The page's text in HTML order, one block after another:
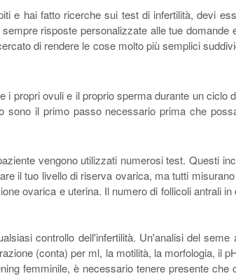
e hai fatto ricerche sui test di infertilità, devi
risposte personalizzate alle tue
di rendere le cose molto più semplici
propri ovuli e il proprio sperma durante un ciclo
il primo passo necessario prima che
vengono utilizzati numerosi test. Questi
il tuo livello di riserva ovarica, ma tutti
ovarica e uterina. Il numero di follicoli antrali
controllo dell'infertilità. Un'analisi del
(conta) per ml, la motilità, la morfologia, il
femminile, è necessario tenere presente